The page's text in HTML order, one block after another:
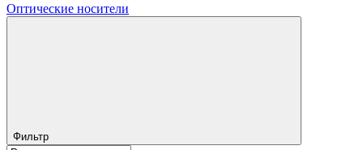
Оптические носители
Фильтр